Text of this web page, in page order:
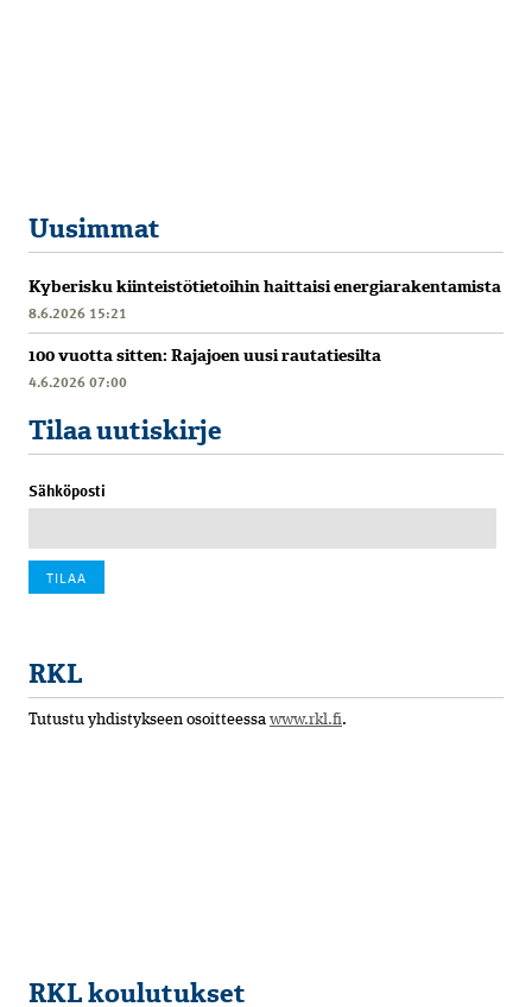
Uusimmat
Kyberisku kiinteistötietoihin haittaisi energiarakentamista
8.6.2026 15:21
100 vuotta sitten: Rajajoen uusi rautatiesilta
4.6.2026 07:00
Tilaa uutiskirje
Sähköposti
RKL
Tutustu yhdistykseen osoitteessa www.rkl.fi.
RKL koulutukset